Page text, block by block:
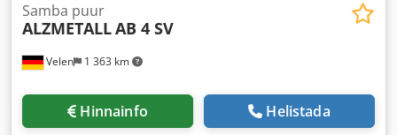
Velen 1 363 km
Samba puur
ALZMETALLAB 4 SV
Hinnainfo Helistada